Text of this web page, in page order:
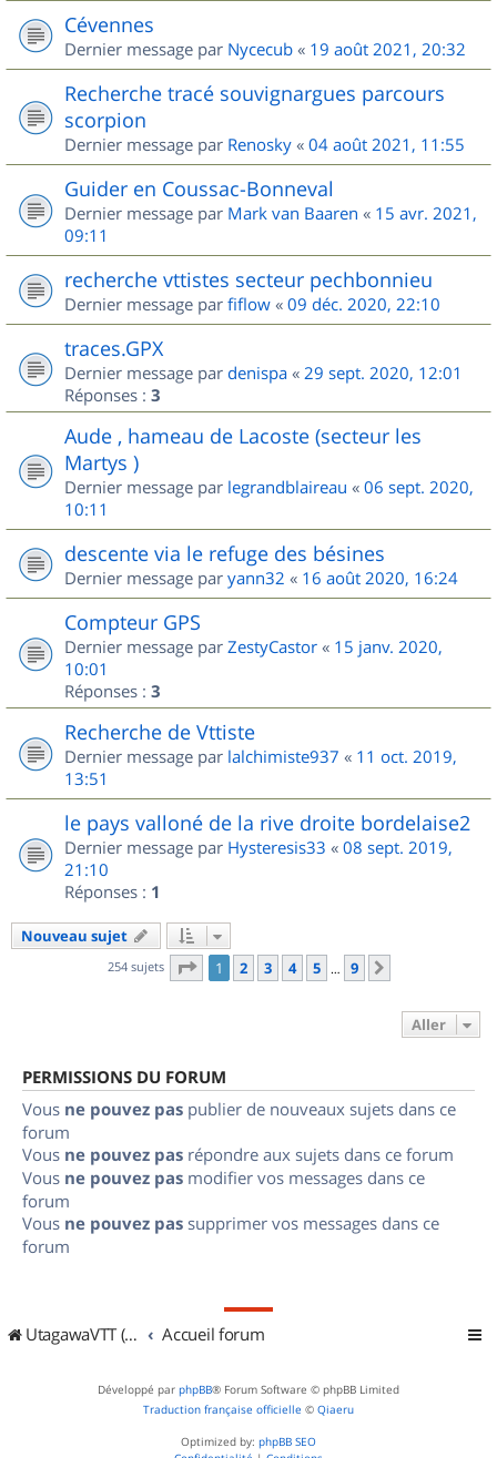
Cévennes
Dernier message par Nycecub « 19 août 2021, 20:32
Recherche tracé souvignargues parcours
scorpion
Dernier message par Renosky « 04 août 2021, 11:55
Guider en Coussac-Bonneval
Dernier message par Mark van Baaren « 15 avr. 2021,
09:11
recherche vttistes secteur pechbonnieu
Dernier message par fiflow « 09 déc. 2020, 22:10
traces.GPX
Dernier message par denispa « 29 sept. 2020, 12:01
Réponses : 3
Aude , hameau de Lacoste (secteur les
Martys )
Dernier message par legrandblaireau « 06 sept. 2020,
10:11
descente via le refuge des bésines
Dernier message par yann32 « 16 août 2020, 16:24
Compteur GPS
Dernier message par ZestyCastor « 15 janv. 2020,
10:01
Réponses : 3
Recherche de Vttiste
Dernier message par lalchimiste937 « 11 oct. 2019,
13:51
le pays valloné de la rive droite bordelaise2
Dernier message par Hysteresis33 « 08 sept. 2019,
21:10
Réponses : 1
Nouveau sujet
254 sujets Page 1sur
1 2 3 4 5 … 9
Aller
PERMISSIONS DU FORUM
Vous ne pouvez pas publier de nouveaux sujets dans ce
forum
Vous ne pouvez pas répondre aux sujets dans ce forum
Vous ne pouvez pas modifier vos messages dans ce
forum
Vous ne pouvez pas supprimer vos messages dans ce
forum
UtagawaVTT (Randos VTT et VTTAE avec traces GPS) Accueil forum
Développé par phpBB® Forum Software © phpBB Limited
Traduction française officielle © Qiaeru
Optimized by: phpBB SEO